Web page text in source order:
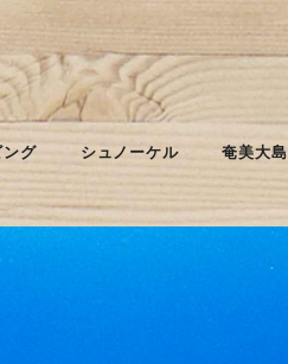
ング シュノーケル 奄美大